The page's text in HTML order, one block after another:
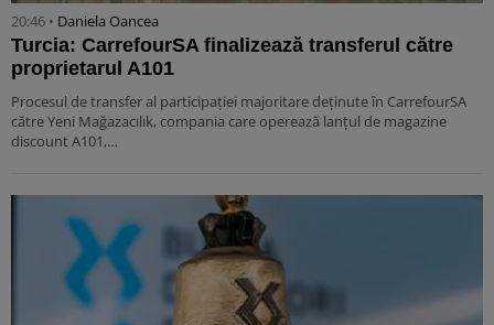
20:46 • Daniela Oancea
Turcia: CarrefourSA finalizează transferul către
proprietarul A101
Procesul de transfer al participației majoritare deținute în CarrefourSA
către Yeni Mağazacılık, compania care operează lanțul de magazine
discount A101,…